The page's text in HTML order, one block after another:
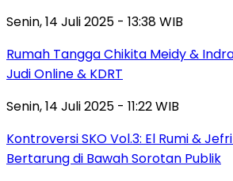
Senin, 14 Juli 2025 - 13:38 WIB
Rumah Tangga Chikita Meidy &
Judi Online & KDRT
Senin, 14 Juli 2025 - 11:22 WIB
Kontroversi SKO Vol.3: El Rumi &
Bertarung di Bawah Sorotan Publik